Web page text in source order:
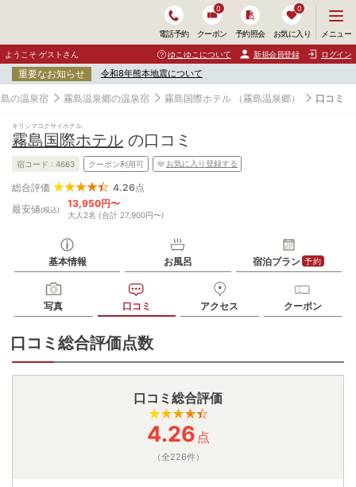
電話予約 クーポン
0
予約照会 お気に入り
0
ニ
ュ
ー
開
く
メニュー
ようこそ ゲストさん ゆこゆこについて 新規会員登録 ログイン
重要なお知らせ 令和8年熊本地震について
の温泉宿 霧島温泉郷の温泉宿 霧島国際ホテル （霧島温泉郷） 口コミ
キリシマコクサイホテル
霧島国際ホテル の口コミ
宿コード : 4663 クーポン利用可 お気に入り登録する
総合評価 4.26点
最安値(税込)
13,950円〜
大人2名 (合計 27,900円〜)
基本情報 お風呂 宿泊プラン 予約
写真 口コミ アクセス クーポン
口コミ総合評価点数
口コミ総合評価
4.26 点
（全226件）